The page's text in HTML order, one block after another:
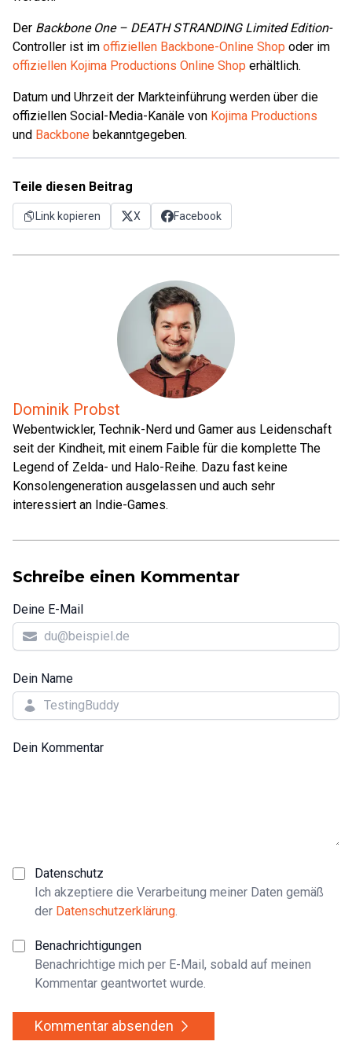
Der Backbone One – DEATH STRANDING Limited Edition-
Controller ist im offiziellen Backbone-Online Shop oder im
offiziellen Kojima Productions Online Shop erhältlich.
Datum und Uhrzeit der Markteinführung werden über die
offiziellen Social-Media-Kanäle von Kojima Productions
und Backbone bekanntgegeben.
Teile diesen Beitrag
Link kopieren X Facebook
Dominik Probst
Webentwickler, Technik-Nerd und Gamer aus Leidenschaft
seit der Kindheit, mit einem Faible für die komplette The
Legend of Zelda- und Halo-Reihe. Dazu fast keine
Konsolengeneration ausgelassen und auch sehr
interessiert an Indie-Games.
Schreibe einen Kommentar
Deine E-Mail
Dein Name
Dein Kommentar
Datenschutz
Ich akzeptiere die Verarbeitung meiner Daten gemäß
der Datenschutzerklärung.
Benachrichtigungen
Benachrichtige mich per E-Mail, sobald auf meinen
Kommentar geantwortet wurde.
Kommentar absenden